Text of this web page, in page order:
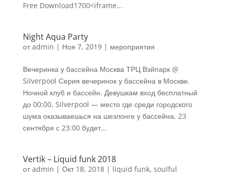
Free Download1700<iframe...
Night Aqua Party
отadmin | Ноя 7, 2019| мероприятия
Вечеринка у бассейна Москва ТРЦ Вэйпарк @
Silverpool Серия вечеринок у бассейна в Москве.
Ночной клуб и бассейн. Девушкам вход бесплатный
до 00:00. Silverpool — место где среди городского
шума оказываешься на шезлонге у бассейна. 23
сентября с 23:00 будет...
Vertik – Liquid funk 2018
отadmin | Окт 18, 2018| liquid funk, soulful